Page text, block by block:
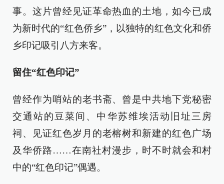
事。这片曾经见证革命热血的土地，如今已成
为新时代的“红色侨乡”，以独特的红色文化和侨
乡印记吸引八方来客。
留住“红色印记”
曾经作为哨站的老书斋、曾是中共地下党秘密
交通站的豆菜间、中华苏维埃活动旧址三房
祠、见证红色岁月的老榕树和新建的红色广场
及华侨路……在南社村漫步，时不时就会和村
中的“红色印记”偶遇。